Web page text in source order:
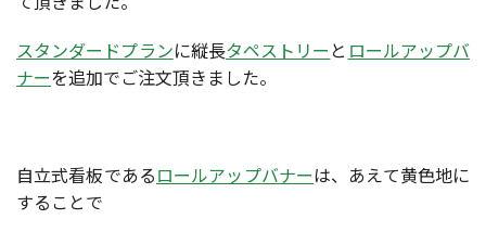
スタンダードプランに縦長タペストリー と ロールアップバ
ナーを追加でご注文頂きました。
自立式看板であるロールアップバナーは、あえて黄色地に
することで